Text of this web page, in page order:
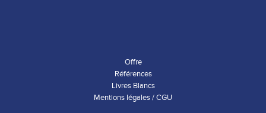
Offre
Références
Livres Blancs
Mentions légales / CGU